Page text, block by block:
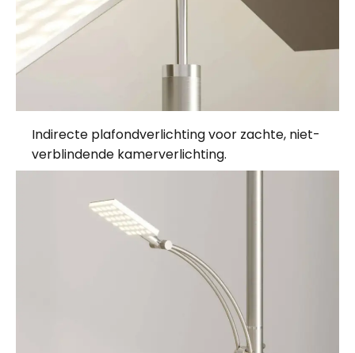
Indirecte plafondverlichting voor zachte, niet-
verblindende kamerverlichting.